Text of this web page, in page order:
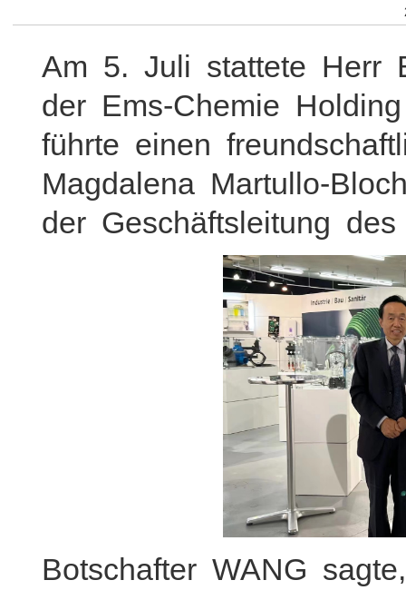
Am 5. Juli stattete Herr
der Ems-Chemie
führte einen
Magdalena Martullo-
der Geschäftsleitung
Botschafter WANG